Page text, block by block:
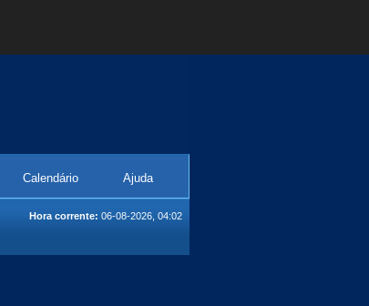
Calendário Ajuda
Hora corrente: 06-08-2026, 04:02